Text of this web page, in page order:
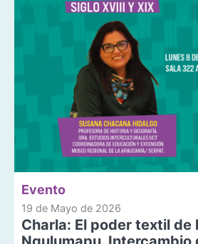
Evento
19 de Mayo de 2026
Charla: El poder textil de